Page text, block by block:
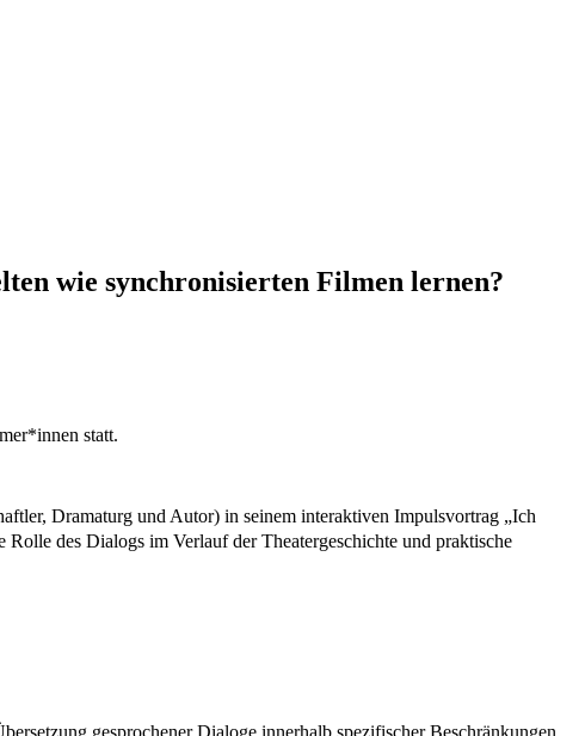
wie synchronisierten Filmen lernen?
statt.
Dramaturg und Autor) in seinem interaktiven Impulsvortrag „Ich
des Dialogs im Verlauf der Theatergeschichte und praktische
gesprochener Dialoge innerhalb spezifischer Beschränkungen